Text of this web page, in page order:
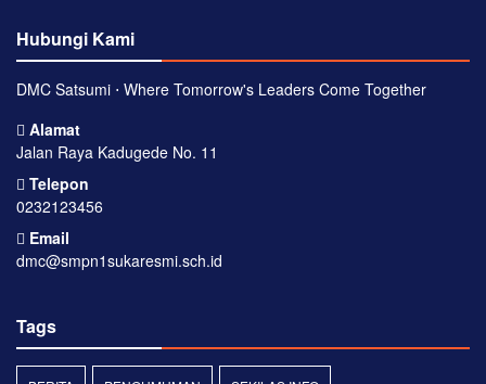
Hubungi Kami
DMC Satsumi ⋅ Where Tomorrow's Leaders Come Together
Alamat
Jalan Raya Kadugede No. 11
Telepon
0232123456
Email
dmc@smpn1sukaresmi.sch.id
Tags